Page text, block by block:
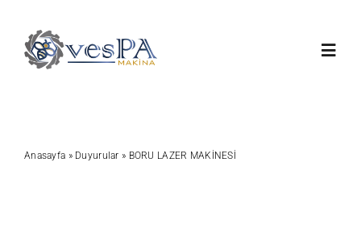
content
Anasayfa » Duyurular » BORU LAZER MAKİNESİ